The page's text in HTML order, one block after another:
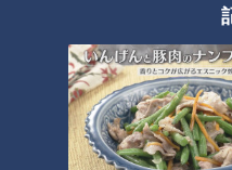
ハリセンボンはるか、乗った車
がガクン！「あ、死ぬって思っ
た」空や地面しか見えない時間
を過ごした“車の遊園地”